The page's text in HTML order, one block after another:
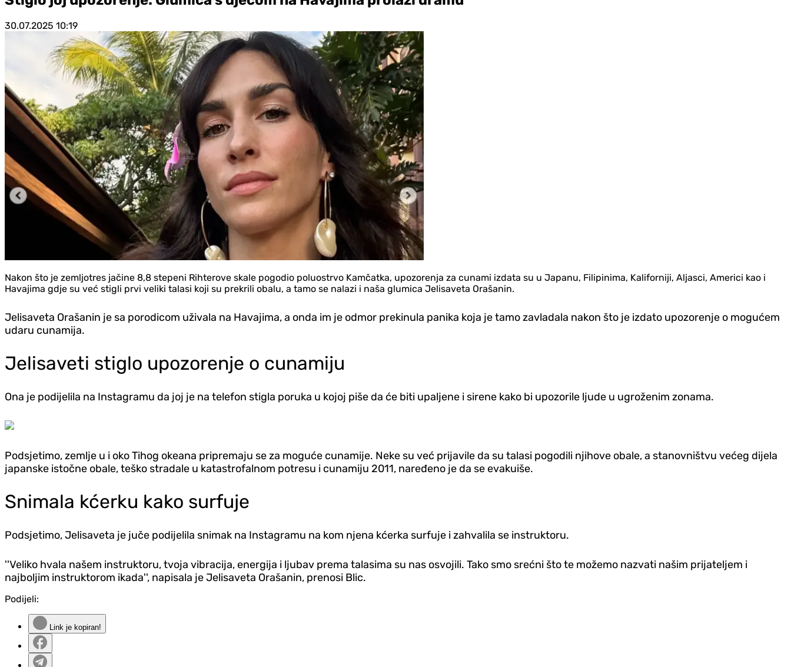
30.07.2025 10:19
Nakon što je zemljotres jačine 8,8 stepeni Rihterove skale pogodio poluostrvo Kamčatka, upozorenja za cunami izdata su u Japanu, Filipinima, Kaliforniji, Aljasci, Americi kao i
Havajima gdje su već stigli prvi veliki talasi koji su prekrili obalu, a tamo se nalazi i naša glumica Jelisaveta Orašanin.
Jelisaveta Orašanin je sa porodicom uživala na Havajima, a onda im je odmor prekinula panika koja je tamo zavladala nakon što je izdato upozorenje o mogućem
udaru cunamija.
Jelisaveti stiglo upozorenje o cunamiju
Ona je podijelila na Instagramu da joj je na telefon stigla poruka u kojoj piše da će biti upaljene i sirene kako bi upozorile ljude u ugroženim zonama.
Podsjetimo, zemlje u i oko Tihog okeana pripremaju se za moguće cunamije. Neke su već prijavile da su talasi pogodili njihove obale, a stanovništvu većeg dijela
japanske istočne obale, teško stradale u katastrofalnom potresu i cunamiju 2011, naređeno je da se evakuiše.
Snimala kćerku kako surfuje
Podsjetimo, Jelisaveta je juče podijelila snimak na Instagramu na kom njena kćerka surfuje i zahvalila se instruktoru.
''Veliko hvala našem instruktoru, tvoja vibracija, energija i ljubav prema talasima su nas osvojili. Tako smo srećni što te možemo nazvati našim prijateljem i
najboljim instruktorom ikada'', napisala je Jelisaveta Orašanin, prenosi Blic.
Podijeli:
Link je kopiran!